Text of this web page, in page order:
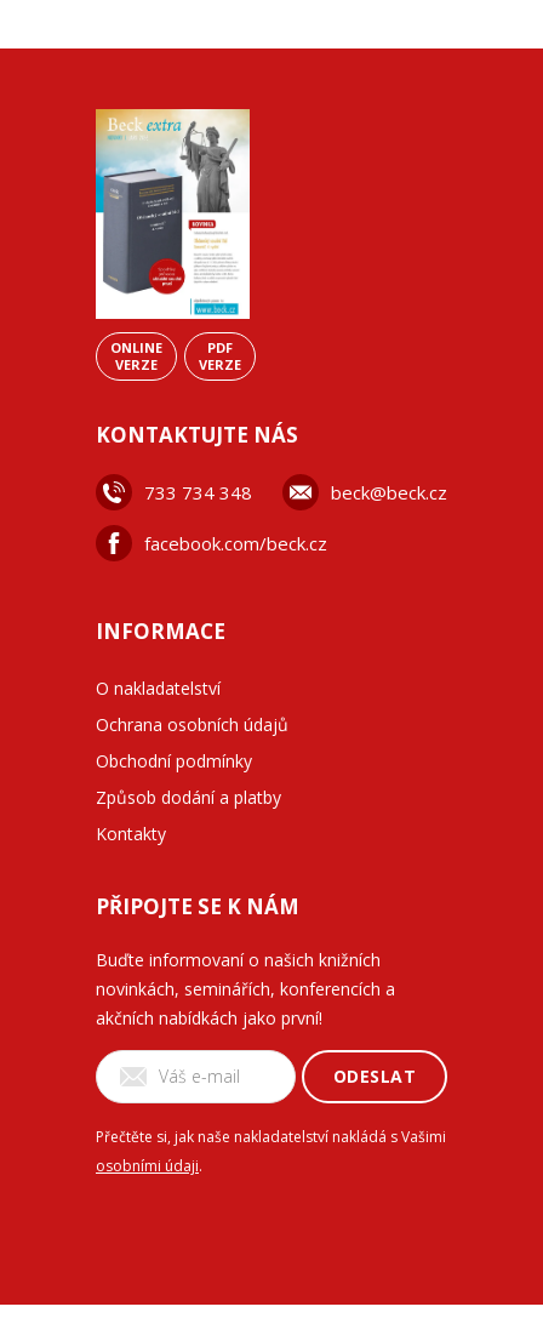
ONLINE
VERZE
PDF
VERZE
KONTAKTUJTE NÁS
733 734 348 beck@beck.cz
facebook.com/beck.cz
INFORMACE
O nakladatelství
Ochrana osobních údajů
Obchodní podmínky
Způsob dodání a platby
Kontakty
PŘIPOJTE SE K NÁM
Buďte informovaní o našich knižních
novinkách, seminářích, konferencích a
akčních nabídkách jako první!
ODESLAT
Přečtěte si, jak naše nakladatelství nakládá s Vašimi
osobními údaji.